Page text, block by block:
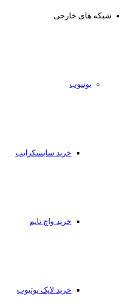
شبکه های خارجی
یوتیوب
خرید سابسکرایب
خرید واچ تایم
خرید لایک یوتیوب